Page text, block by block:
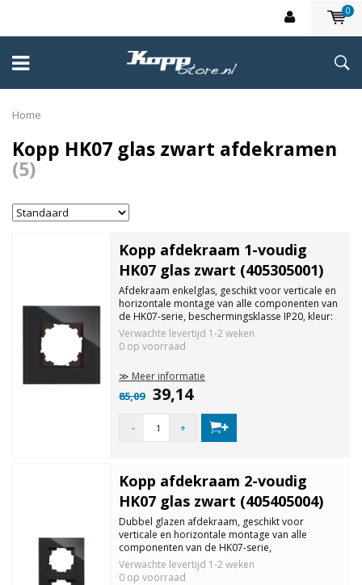
0
Home
Kopp HK07 glas zwart afdekramen
(5)
Kopp afdekraam 1-voudig
HK07 glas zwart (405305001)
Afdekraam enkelglas, geschikt voor verticale en
horizontale montage van alle componenten van
de HK07-serie, beschermingsklasse IP20, kleur:
zwart.
Verwachte levertijd 1-2 weken
0 op voorraad
≫ Meer informatie
85,09 39,14
- +
Kopp afdekraam 2-voudig
HK07 glas zwart (405405004)
Dubbel glazen afdekraam, geschikt voor
verticale en horizontale montage van alle
componenten van de HK07-serie,
beschermingsklasse IP20, kleur: zwart.
Verwachte levertijd 1-2 weken
0 op voorraad